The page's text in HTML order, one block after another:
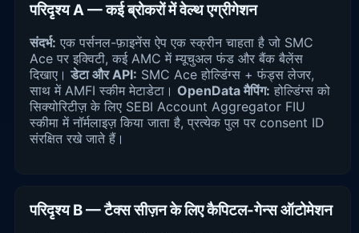
परिदृश्य A — कई ब्रोकरों में वेल्थ एग्रीगेशन
संदर्भ: एक पर्सनल-फ़ाइनेंस ऐप एक स्क्रीन चाहता है जो SMC
Ace पर इक्विटी, कई AMC में म्यूचुअल फंड और बैंक बैलेंस
दिखाए।डेटा और API: SMC Ace होल्डिंग्स + फंड्स लेजर,
साथ में AMFI स्कीम मेटाडेटा। OpenData मैपिंग: होल्डिंग्स को
सिक्योरिटीज़ के लिए SEBI Account Aggregator FIU
स्कीमा में नॉर्मलाइज़ किया जाता है, प्रत्येक पुल पर consent ID
संरक्षित रखे जाते हैं।
परिदृश्य B — टैक्स सीज़न के लिए कैपिटल-गेन्स ऑटोमेशन